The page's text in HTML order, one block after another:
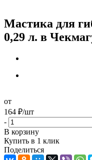
Мастика для
0,29 л. в
от
164 ₽/шт
-
В корзину
Купить в 1 клик
Поделиться